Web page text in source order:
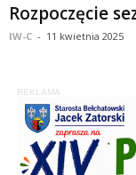
Rozpoczęcie
IW-C - 11 kwietnia 2025
REKLAMA